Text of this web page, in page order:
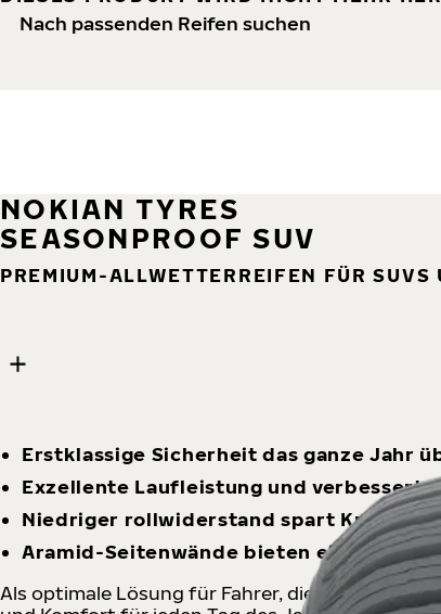
Nach passenden Reifen suchen
8 images
Skip media gallery
NOKIAN TYRES
SEASONPROOF SUV
PREMIUM-ALLWETTERREIFEN FÜR
Als optimale Lösung für Fahrer, die sich von
Erstklassige Sicherheit das ganze Jahr
Exzellente Laufleistung und
Niedriger rollwiderstand spart
Aramid-Seitenwände bieten einen